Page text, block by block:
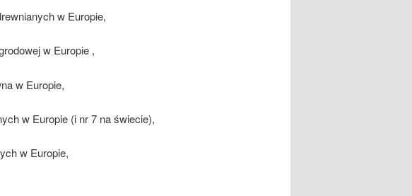
w Europie,
w Europie ,
w Europie,
w Europie (i nr 7 na świecie),
w Europie,